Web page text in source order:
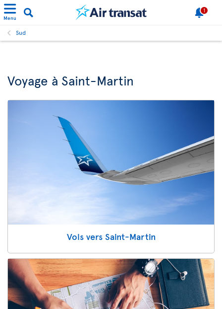
Menu
1
Sud
Voyage à Saint-Martin
Vols vers Saint-Martin